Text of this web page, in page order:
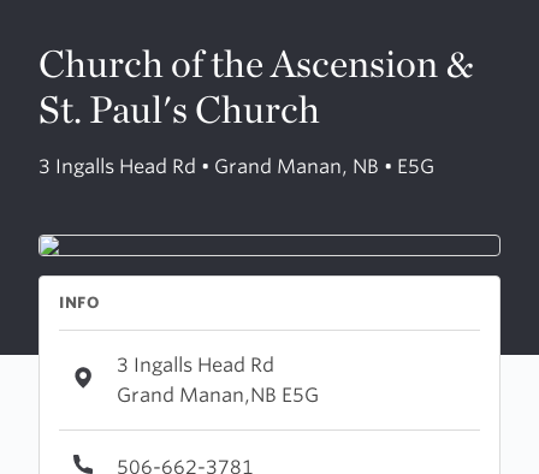
Church of the Ascension &
St. Paul's Church
3 Ingalls Head Rd • Grand Manan, NB • E5G
INFO
3 Ingalls Head Rd
Grand Manan,NB E5G
506-662-3781